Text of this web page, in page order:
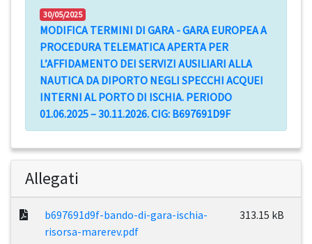
30/05/2025
MODIFICA TERMINI DI GARA - GARA EUROPEA A
PROCEDURA TELEMATICA APERTA PER
L’AFFIDAMENTO DEI SERVIZI AUSILIARI ALLA
NAUTICA DA DIPORTO NEGLI SPECCHI ACQUEI
INTERNI AL PORTO DI ISCHIA. PERIODO
01.06.2025 – 30.11.2026. CIG: B697691D9F
Allegati
b697691d9f-bando-di-gara-ischia-
risorsa-marerev.pdf
313.15 kB